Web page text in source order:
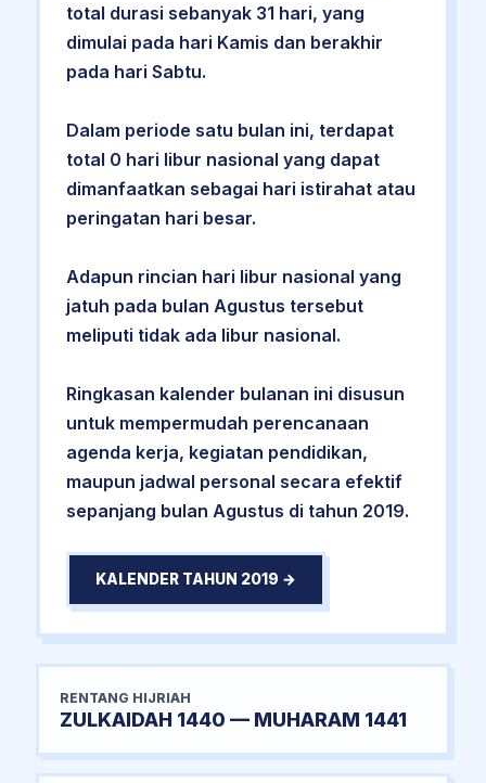
total durasi sebanyak 31 hari, yang
dimulai pada hari Kamis dan berakhir
pada hari Sabtu.
Dalam periode satu bulan ini, terdapat
total 0 hari libur nasional yang dapat
dimanfaatkan sebagai hari istirahat atau
peringatan hari besar.
Adapun rincian hari libur nasional yang
jatuh pada bulan Agustus tersebut
meliputi tidak ada libur nasional.
Ringkasan kalender bulanan ini disusun
untuk mempermudah perencanaan
agenda kerja, kegiatan pendidikan,
maupun jadwal personal secara efektif
sepanjang bulan Agustus di tahun 2019.
KALENDER TAHUN 2019 →
RENTANG HIJRIAH
ZULKAIDAH 1440 — MUHARAM 1441